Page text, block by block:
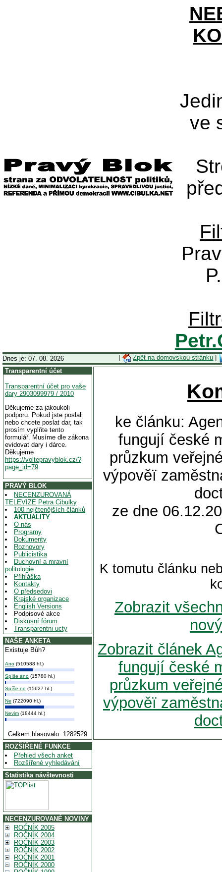
ve
Dnes je: 07. 08. 2026 Zpět na domovskou stránku
Transparentní účet
Transparentní účet pro vaše
dary 2903099979 / 2010
Děkujeme za jakoukoli
podporu. Pokud jste poslali
nebo chcete poslat dar, tak
prosím vyplňte tento
formulář. Musíme dle zákona
evidovat dary i dárce.
Děkujeme
https://voltepravyblok.cz/?
page_id=79
PRAVÝ BLOK
NECENZUROVANÁ
TELEVIZE Petra Cibulky
100 nejčtenějších článků
AKTUALITY
O nás
Programy
Dokumenty
Rozhovory
Publicistika
Duchovní a mravní
politologie
Přihláška
Kontakty
O předsedovi
Krajské organizace
English Versions
Podpisové akce
Diskusní fórum
Transparentni ucty
NAŠE ANKETA
Existuje Bůh?
Ano (510588 hl.)
Spíše ano (15780 hl.)
Spíše ne (15627 hl.)
Ne (722090 hl.)
Nevim (18444 hl.)
Celkem hlasovalo: 1282529
ROZŠÍŘENÉ FUNKCE
Přehled všech anket
Rozšířené vyhledávání
Statistika návštevnosti
NECENZUROVANÉ NOVINY
ROČNÍK 2005
ROČNÍK 2004
ROČNÍK 2003
ROČNÍK 2002
ROČNÍK 2001
ROČNÍK 2000
ke článku:
fungují české
průzkum
výpověï
ze dne
K tomutu článku
Zobrazit
Zobrazit článek
fungují české
průzkum
výpověï